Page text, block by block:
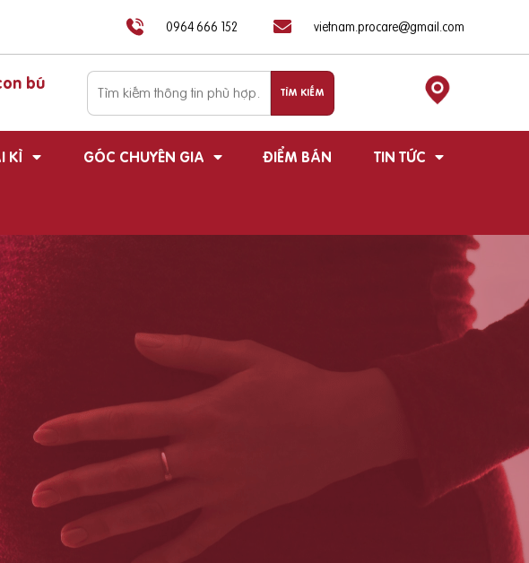
0964 666 152 vietnam.procare@gmail.com
bú
KÌ GÓC CHUYÊN GIA ĐIỂM BÁN TIN TỨC